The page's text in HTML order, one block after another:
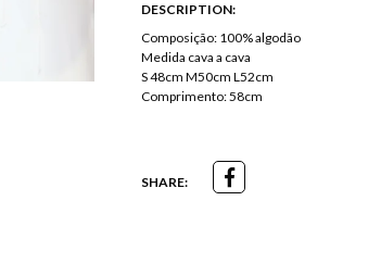
DESCRIPTION:
Composição: 100% algodão
Medida cava a cava
S 48cm M50cm L52cm
Comprimento: 58cm
SHARE: